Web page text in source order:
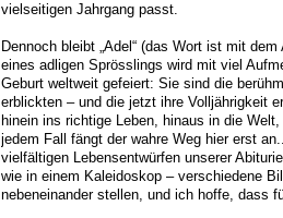
vielseitigen Jahrgang passt.
Dennoch bleibt „Adel“ (das Wort ist mit
eines adligen Sprösslings wird mit viel
Geburt weltweit gefeiert: Sie sind die
erblickten – und die jetzt ihre Volljährigkeit
hinein ins richtige Leben, hinaus in die
jedem Fall fängt der wahre Weg hier erst
vielfältigen Lebensentwürfen unserer
wie in einem Kaleidoskop – verschiedene
nebeneinander stellen, und ich hoffe, dass